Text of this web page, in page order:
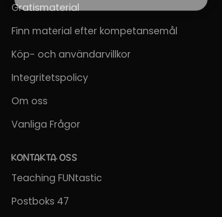
Gratismaterial
Finn material efter kompetansemål
Köp- och användarvillkor
Integritetspolicy
Om oss
Vanliga Frågor
KONTAKTA OSS
Teaching FUNtastic
Postboks 47